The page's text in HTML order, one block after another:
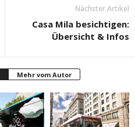
Nächster Artikel
Casa Mila besichtigen:
Übersicht & Infos
Mehr vom Autor